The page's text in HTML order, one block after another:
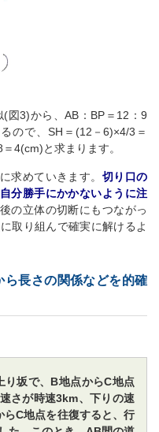
3)から、AB：BP＝12：9
ので、SH＝(12－6)×4/3＝
4(cm)と求まります。
求めていきます。 切り口の
分勝手にかかないように注
の立体の切断にもつながっ
取り組んで確実に解けるよ
長さの関係などを的確
り坂で、B地点からC地点
さが時速3km、下りの速
C地点を往復すると、行